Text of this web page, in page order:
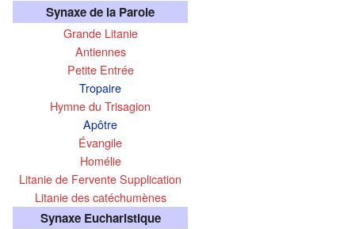
Synaxe de la Parole
Grande Litanie
Antiennes
Petite Entrée
Tropaire
Hymne du Trisagion
Apôtre
Évangile
Homélie
Litanie de Fervente Supplication
Litanie des catéchumènes
Synaxe Eucharistique